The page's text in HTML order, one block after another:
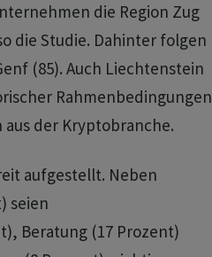
die Region Zug
die Studie. Dahinter folgen
(85). Auch Liechtenstein
Rahmenbedingungen
der Kryptobranche.
aufgestellt. Neben
seien
Beratung (17 Prozent)